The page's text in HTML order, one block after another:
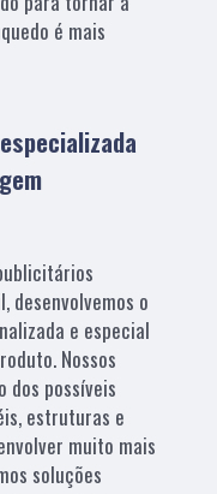
é mais
desenvolvemos o
e especial
Nossos
dos possíveis
estruturas e
muito mais
soluções